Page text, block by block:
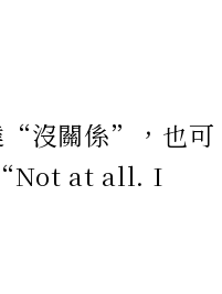
“沒關係”，也可
“Not at all. I